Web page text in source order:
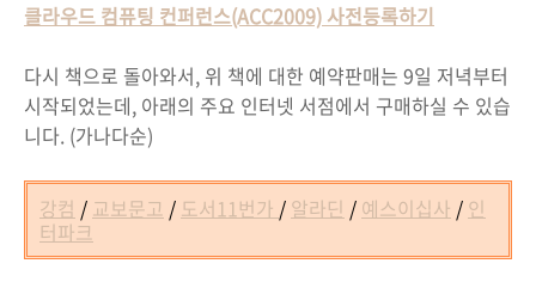
클라우드 컴퓨팅 컨퍼런스(ACC2009) 사전등록하기
다시 책으로 돌아와서, 위 책에 대한 예약판매는 9일 저녁부터
시작되었는데, 아래의 주요 인터넷 서점에서 구매하실 수 있습
니다. (가나다순)
강컴 / 교보문고 / 도서11번가 / 알라딘 / 예스이십사 / 인
터파크